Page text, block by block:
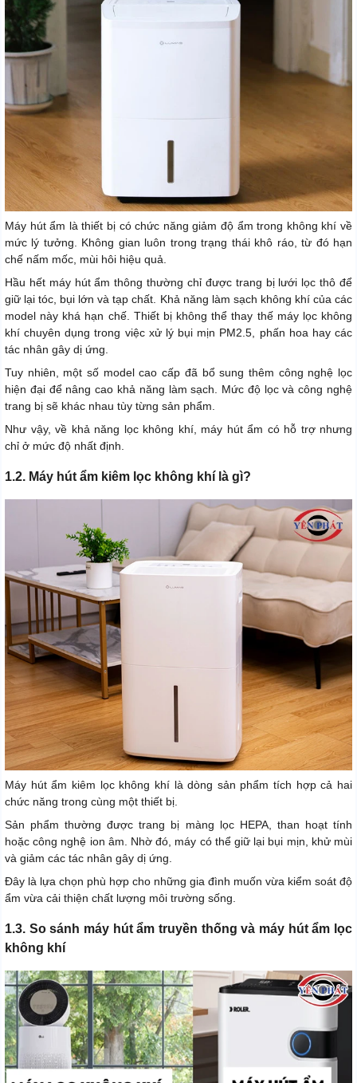
Máy hút ẩm là thiết bị có chức năng giảm độ ẩm trong không khí về
mức lý tưởng. Không gian luôn trong trạng thái khô ráo, từ đó hạn
chế nấm mốc, mùi hôi hiệu quả.
Hầu hết máy hút ẩm thông thường chỉ được trang bị lưới lọc thô để
giữ lại tóc, bụi lớn và tạp chất. Khả năng làm sạch không khí của các
model này khá hạn chế. Thiết bị không thể thay thế máy lọc không
khí chuyên dụng trong việc xử lý bụi mịn PM2.5, phấn hoa hay các
tác nhân gây dị ứng.
Tuy nhiên, một số model cao cấp đã bổ sung thêm công nghệ lọc
hiện đại để nâng cao khả năng làm sạch. Mức độ lọc và công nghệ
trang bị sẽ khác nhau tùy từng sản phẩm.
Như vậy, về khả năng lọc không khí, máy hút ẩm có hỗ trợ nhưng
chỉ ở mức độ nhất định.
1.2. Máy hút ẩm kiêm lọc không khí là gì?
Máy hút ẩm kiêm lọc không khí là dòng sản phẩm tích hợp cả hai
chức năng trong cùng một thiết bị.
Sản phẩm thường được trang bị màng lọc HEPA, than hoạt tính
hoặc công nghệ ion âm. Nhờ đó, máy có thể giữ lại bụi mịn, khử mùi
và giảm các tác nhân gây dị ứng.
Đây là lựa chọn phù hợp cho những gia đình muốn vừa kiểm soát độ
ẩm vừa cải thiện chất lượng môi trường sống.
1.3. So sánh máy hút ẩm truyền thống và máy hút ẩm lọc
không khí